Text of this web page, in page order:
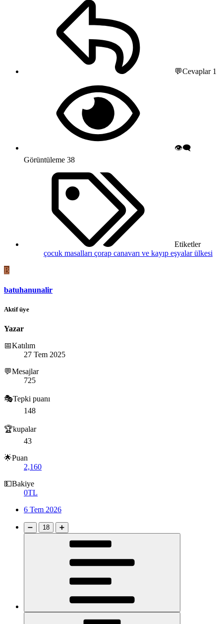
💬Cevaplar1
👁️‍🗨️
Görüntüleme 38
Etiketler
çocuk masalları çorap canavarı ve kayıp eşyalar ülkesi
B
batuhanunalir
Aktif üye
Yazar
📅Katılım
27 Tem 2025
💬Mesajlar
725
🎭Tepki puanı
148
🏆kupalar
43
🌟Puan
2,160
💵Bakiye
0TL
6 Tem 2026
➖ 18 ➕